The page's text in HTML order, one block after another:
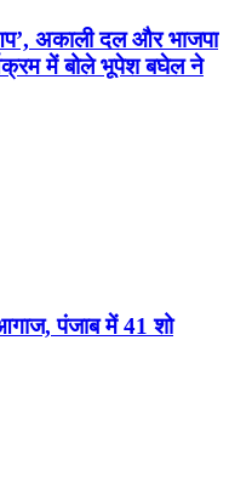
अकाली दल और भाजपा
में बोले भूपेश बघेल ने
पंजाब में 41 शो